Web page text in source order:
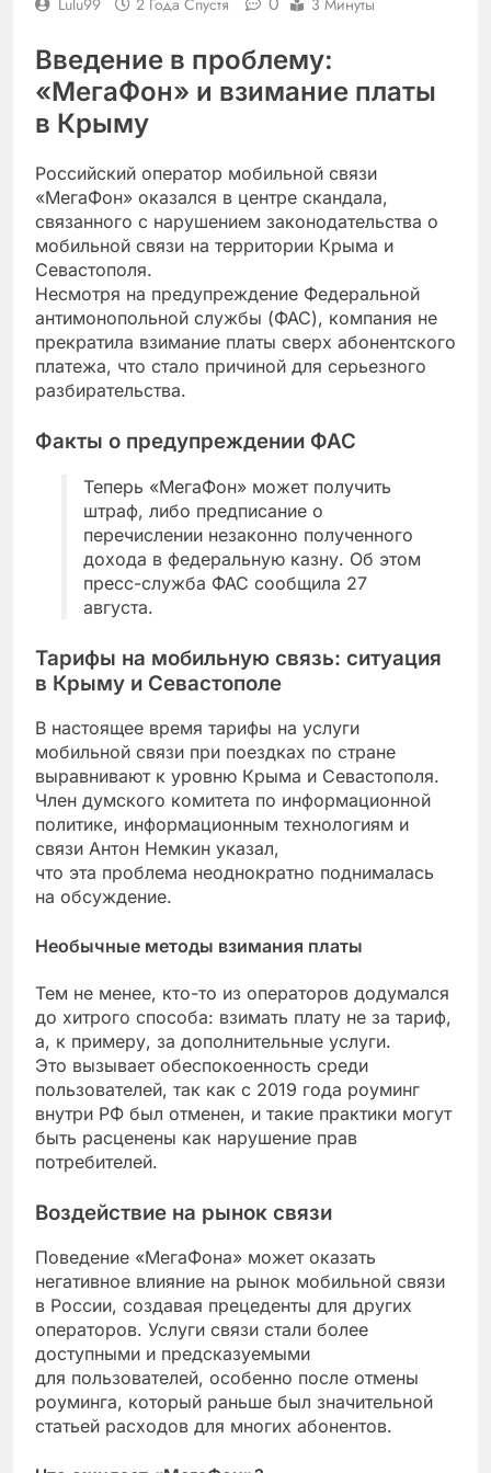
Введение в проблему:
«МегаФон» и взимание платы
в Крыму
Российский оператор мобильной связи
«МегаФон» оказался в центре скандала,
связанного с нарушением законодательства о
мобильной связи на территории Крыма и
Севастополя.
Несмотря на предупреждение Федеральной
антимонопольной службы (ФАС), компания не
прекратила взимание платы сверх абонентского
платежа, что стало причиной для серьезного
разбирательства.
Факты о предупреждении ФАС
Теперь «МегаФон» может получить
штраф, либо предписание о
перечислении незаконно полученного
дохода в федеральную казну. Об этом
пресс-служба ФАС сообщила 27
августа.
Тарифы на мобильную связь: ситуация
в Крыму и Севастополе
В настоящее время тарифы на услуги
мобильной связи при поездках по стране
выравнивают к уровню Крыма и Севастополя.
Член думского комитета по информационной
политике, информационным технологиям и
связи Антон Немкин указал,
что эта проблема неоднократно поднималась
на обсуждение.
Необычные методы взимания платы
Тем не менее, кто-то из операторов додумался
до хитрого способа: взимать плату не за тариф,
а, к примеру, за дополнительные услуги.
Это вызывает обеспокоенность среди
пользователей, так как с 2019 года роуминг
внутри РФ был отменен, и такие практики могут
быть расценены как нарушение прав
потребителей.
Воздействие на рынок связи
Поведение «МегаФона» может оказать
негативное влияние на рынок мобильной связи
в России, создавая прецеденты для других
операторов. Услуги связи стали более
доступными и предсказуемыми
для пользователей, особенно после отмены
роуминга, который раньше был значительной
статьей расходов для многих абонентов.